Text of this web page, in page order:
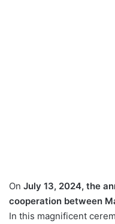
On July 13, 2024, the
cooperation between
In this magnificent